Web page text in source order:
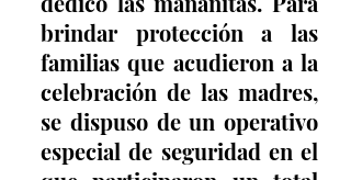
brindar protección a las
familias que acudieron a la
celebración de las madres,
se dispuso de un operativo
especial de seguridad en el